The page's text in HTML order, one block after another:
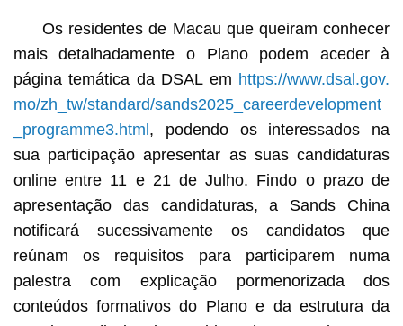
Os residentes de Macau que queiram conhecer
mais detalhadamente o Plano podem aceder à
página temática da DSAL em https://www.dsal.gov.
mo/zh_tw/standard/sands2025_careerdevelopment
_programme3.html, podendo os interessados na
sua participação apresentar as suas candidaturas
online entre 11 e 21 de Julho. Findo o prazo de
apresentação das candidaturas, a Sands China
notificará sucessivamente os candidatos que
reúnam os requisitos para participarem numa
palestra com explicação pormenorizada dos
conteúdos formativos do Plano e da estrutura da